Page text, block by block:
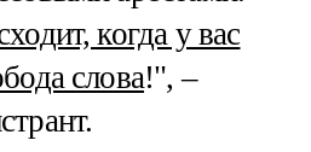
когда у вас
слова!", –